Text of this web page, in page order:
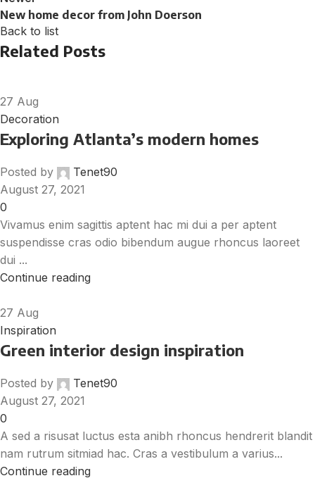
New home decor from John Doerson
Back to list
Related Posts
27 Aug
Decoration
Exploring Atlanta’s modern homes
Posted by
Tenet90
August 27, 2021
0
Vivamus enim sagittis aptent hac mi dui a per aptent
suspendisse cras odio bibendum augue rhoncus laoreet
dui ...
Continue reading
27 Aug
Inspiration
Green interior design inspiration
Posted by
Tenet90
August 27, 2021
0
A sed a risusat luctus esta anibh rhoncus hendrerit blandit
nam rutrum sitmiad hac. Cras a vestibulum a varius...
Continue reading